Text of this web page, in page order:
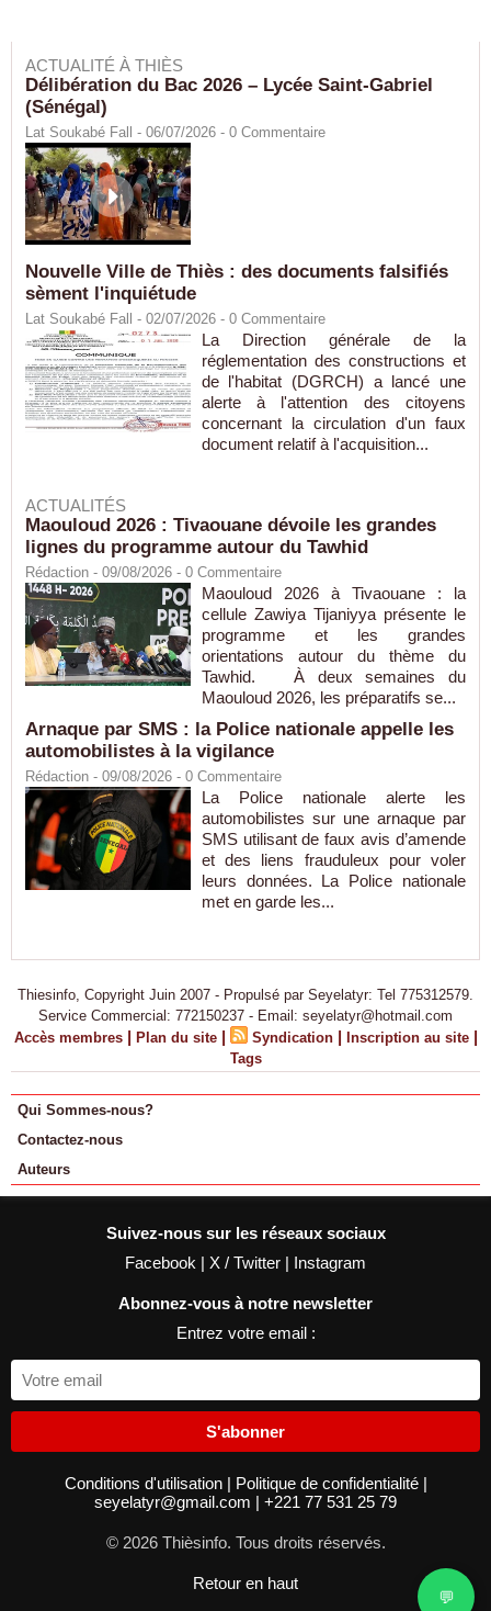
ACTUALITÉ À THIÈS
Délibération du Bac 2026 – Lycée Saint-Gabriel
(Sénégal)
Lat Soukabé Fall - 06/07/2026 - 0 Commentaire
Nouvelle Ville de Thiès : des documents falsifiés
sèment l'inquiétude
Lat Soukabé Fall - 02/07/2026 - 0 Commentaire
La Direction générale de la
réglementation des constructions et
de l'habitat (DGRCH) a lancé une
alerte à l'attention des citoyens
concernant la circulation d'un faux
document relatif à l'acquisition...
ACTUALITÉS
Maouloud 2026 : Tivaouane dévoile les grandes
lignes du programme autour du Tawhid
Rédaction - 09/08/2026 - 0 Commentaire
Maouloud 2026 à Tivaouane : la
cellule Zawiya Tijaniyya présente le
programme et les grandes
orientations autour du thème du
Tawhid. À deux semaines du
Maouloud 2026, les préparatifs se...
Arnaque par SMS : la Police nationale appelle les
automobilistes à la vigilance
Rédaction - 09/08/2026 - 0 Commentaire
La Police nationale alerte les
automobilistes sur une arnaque par
SMS utilisant de faux avis d’amende
et des liens frauduleux pour voler
leurs données. La Police nationale
met en garde les...
Thiesinfo, Copyright Juin 2007 - Propulsé par Seyelatyr: Tel 775312579.
Service Commercial: 772150237 - Email: seyelatyr@hotmail.com
Accès membres | Plan du site | Syndication | Inscription au site |
Tags
Qui Sommes-nous?
Contactez-nous
Auteurs
Suivez-nous sur les réseaux sociaux
Facebook | X / Twitter | Instagram
Abonnez-vous à notre newsletter
Entrez votre email :
S'abonner
Conditions d'utilisation | Politique de confidentialité |
seyelatyr@gmail.com | +221 77 531 25 79
© 2026 Thièsinfo. Tous droits réservés.
Retour en haut
💬